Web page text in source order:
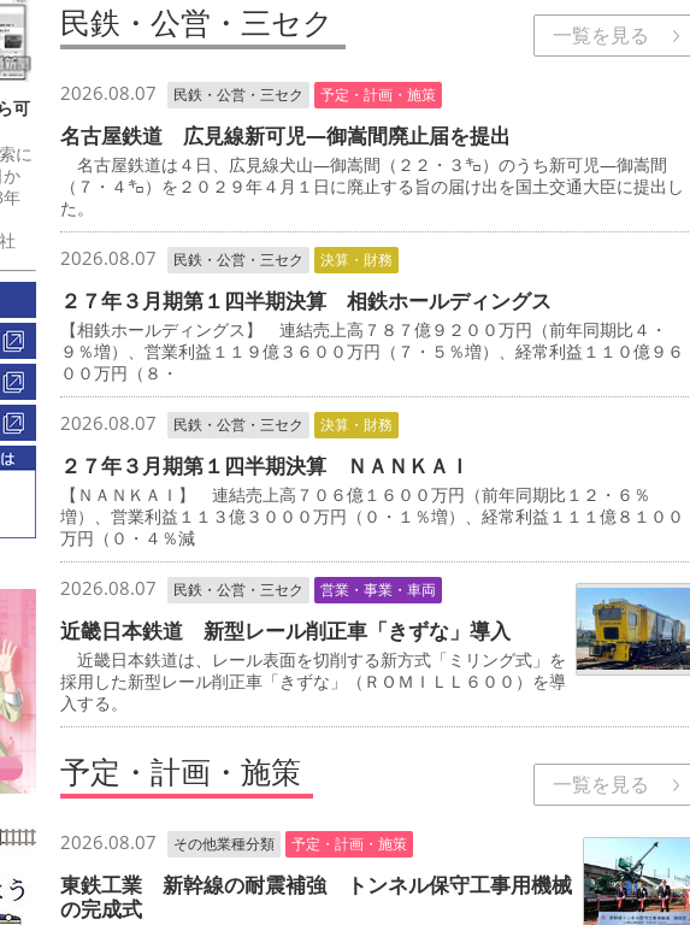
可
に
民鉄・公営・三セク 一覧を見る
2026.08.07 民鉄・公営・三セク 予定・計画・施策
名古屋鉄道 広見線新可児―御嵩間廃止届を提出
名古屋鉄道は４日、広見線犬山―御嵩間（２２・３㌔）のうち新可児―御嵩間
（７・４㌔）を２０２９年４月１日に廃止する旨の届け出を国土交通大臣に提出し
た。
2026.08.07 民鉄・公営・三セク 決算・財務
２７年３月期第１四半期決算 相鉄ホールディングス
【相鉄ホールディングス】 連結売上高７８７億９２００万円（前年同期比４・
９％増）、営業利益１１９億３６００万円（７・５％増）、経常利益１１０億９６
００万円（８・
2026.08.07 民鉄・公営・三セク 決算・財務
２７年３月期第１四半期決算 ＮＡＮＫＡＩ
【ＮＡＮＫＡＩ】 連結売上高７０６億１６００万円（前年同期比１２・６％
増）、営業利益１１３億３０００万円（０・１％増）、経常利益１１１億８１００
万円（０・４％減
2026.08.07 民鉄・公営・三セク 営業・事業・車両
近畿日本鉄道 新型レール削正車「きずな」導入
近畿日本鉄道は、レール表面を切削する新方式「ミリング式」を
採用した新型レール削正車「きずな」（ＲＯＭＩＬＬ６００）を導
入する。
予定・計画・施策 一覧を見る
2026.08.07 その他業種分類 予定・計画・施策
東鉄工業 新幹線の耐震補強 トンネル保守工事用機械
の完成式